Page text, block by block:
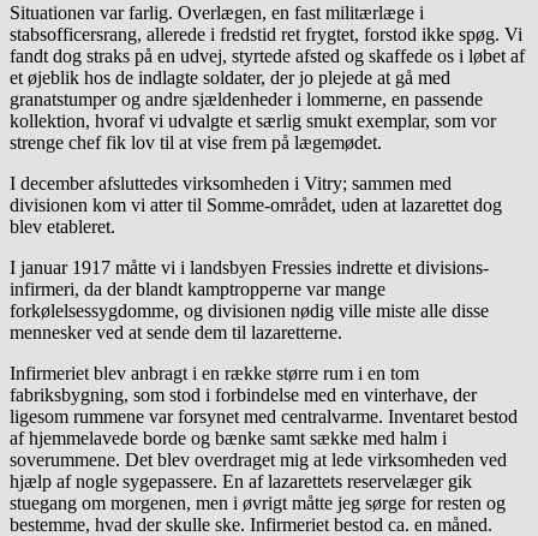
Situationen var farlig. Overlægen, en fast militærlæge i
stabsofficersrang, allerede i fredstid ret frygtet, forstod ikke spøg. Vi
fandt dog straks på en udvej, styrtede afsted og skaffede os i løbet af
et øjeblik hos de indlagte soldater, der jo plejede at gå med
granatstumper og andre sjældenheder i lommerne, en passende
kollektion, hvoraf vi udvalgte et særlig smukt exemplar, som vor
strenge chef fik lov til at vise frem på lægemødet.
I december afsluttedes virksomheden i Vitry; sammen med
divisionen kom vi atter til Somme-området, uden at lazarettet dog
blev etableret.
I januar 1917 måtte vi i landsbyen Fressies indrette et divisions-
infirmeri, da der blandt kamptropperne var mange
forkølelsessygdomme, og divisionen nødig ville miste alle disse
mennesker ved at sende dem til lazaretterne.
Infirmeriet blev anbragt i en række større rum i en tom
fabriksbygning, som stod i forbindelse med en vinterhave, der
ligesom rummene var forsynet med centralvarme. Inventaret bestod
af hjemmelavede borde og bænke samt sække med halm i
soverummene. Det blev overdraget mig at lede virksomheden ved
hjælp af nogle sygepassere. En af lazarettets reservelæger gik
stuegang om morgenen, men i øvrigt måtte jeg sørge for resten og
bestemme, hvad der skulle ske. Infirmeriet bestod ca. en måned.